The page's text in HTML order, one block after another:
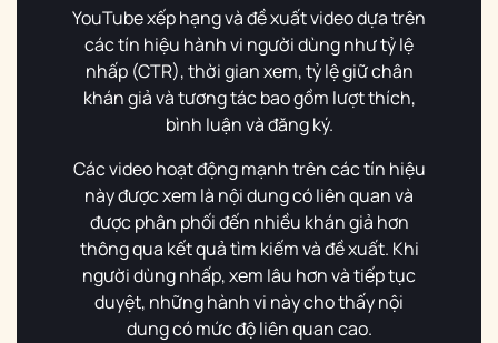
YouTube xếp hạng và đề xuất video dựa trên
các tín hiệu hành vi người dùng như tỷ lệ
nhấp (CTR), thời gian xem, tỷ lệ giữ chân
khán giả và tương tác bao gồm lượt thích,
bình luận và đăng ký.
Các video hoạt động mạnh trên các tín hiệu
này được xem là nội dung có liên quan và
được phân phối đến nhiều khán giả hơn
thông qua kết quả tìm kiếm và đề xuất. Khi
người dùng nhấp, xem lâu hơn và tiếp tục
duyệt, những hành vi này cho thấy nội
dung có mức độ liên quan cao.